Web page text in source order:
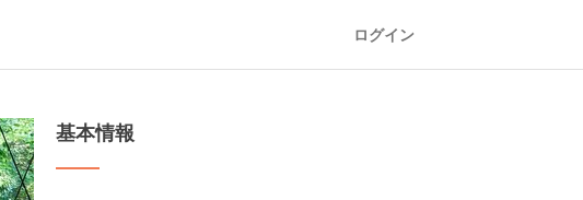
ログイン
基本情報